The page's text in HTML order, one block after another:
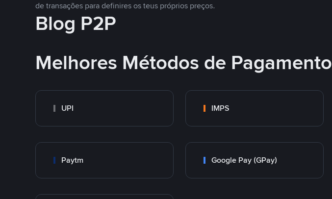
de transações para definires os teus próprios preços.
Blog P2P
Melhores Métodos de Pagamento
UPI IMPS
Paytm Google Pay (GPay)